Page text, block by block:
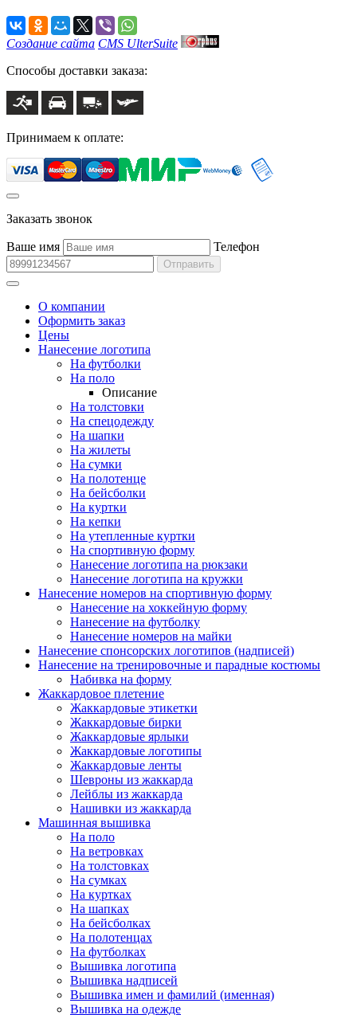
Создание сайта CMS UlterSuite
Способы доставки заказа:
Принимаем к оплате:
Заказать звонок
Ваше имя Телефон
Отправить
О компании
Оформить заказ
Цены
Нанесение логотипа
На футболки
На поло
Описание
На толстовки
На спецодежду
На шапки
На жилеты
На сумки
На полотенце
На бейсболки
На куртки
На кепки
На утепленные куртки
На спортивную форму
Нанесение логотипа на рюкзаки
Нанесение логотипа на кружки
Нанесение номеров на спортивную форму
Нанесение на хоккейную форму
Нанесение на футболку
Нанесение номеров на майки
Нанесение спонсорских логотипов (надписей)
Нанесение на тренировочные и парадные костюмы
Набивка на форму
Жаккардовое плетение
Жаккардовые этикетки
Жаккардовые бирки
Жаккардовые ярлыки
Жаккардовые логотипы
Жаккардовые ленты
Шевроны из жаккарда
Лейблы из жаккарда
Нашивки из жаккарда
Машинная вышивка
На поло
На ветровках
На толстовках
На сумках
На куртках
На шапках
На бейсболках
На полотенцах
На футболках
Вышивка логотипа
Вышивка надписей
Вышивка имен и фамилий (именная)
Вышивка на одежде